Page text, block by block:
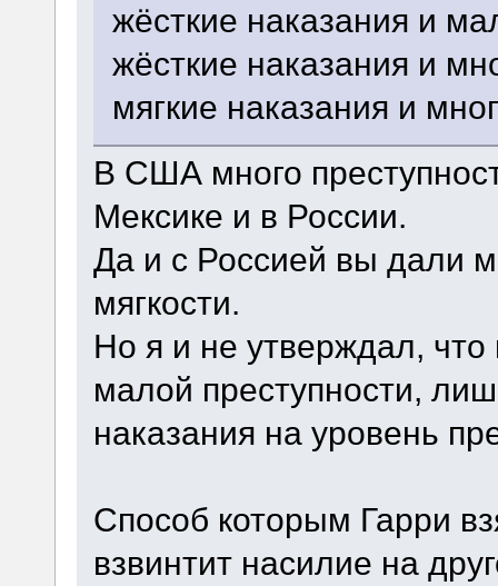
жёсткие наказания и
жёсткие наказания и
мягкие наказания и
В США много
Мексике и в России.
Да и с Россией вы дали
мягкости.
Но я и не утверждал, что
малой преступности,
наказания на уровень
Способ которым Гарри
взвинтит насилие на